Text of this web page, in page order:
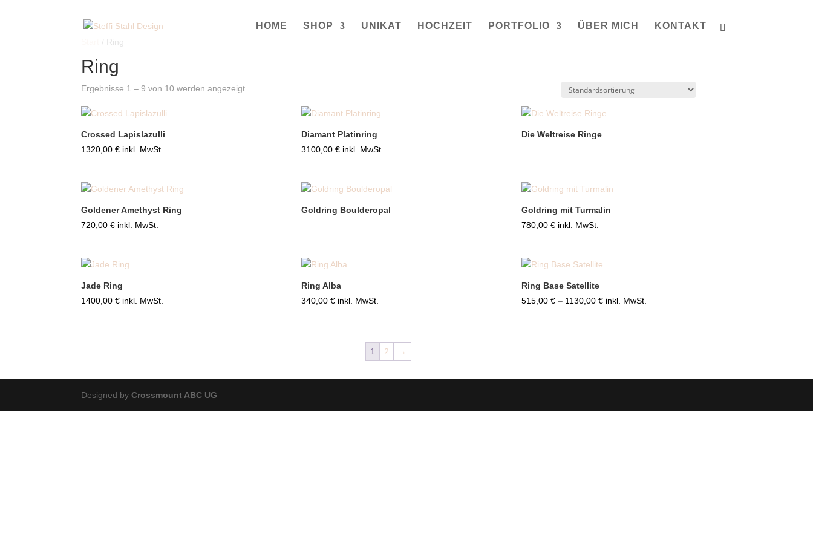
HOME SHOP UNIKAT HOCHZEIT PORTFOLIO ÜBER MICH KONTAKT
/ Ring
Ring
Ergebnisse 1 – 9 von 10 werden angezeigt
Crossed Lapislazulli
1320,00€ inkl. MwSt.
Diamant Platinring
3100,00€ inkl. MwSt.
Die Weltreise Ringe
Goldener Amethyst Ring
720,00€ inkl. MwSt.
Goldring Boulderopal
Goldring mit Turmalin
780,00€ inkl. MwSt.
Jade Ring
1400,00€ inkl. MwSt.
Ring Alba
340,00€ inkl. MwSt.
Ring Base Satellite
515,00€ – 1130,00€Preisspanne:
inkl. MwSt.
1 2 →
Designed byCrossmount ABC UG